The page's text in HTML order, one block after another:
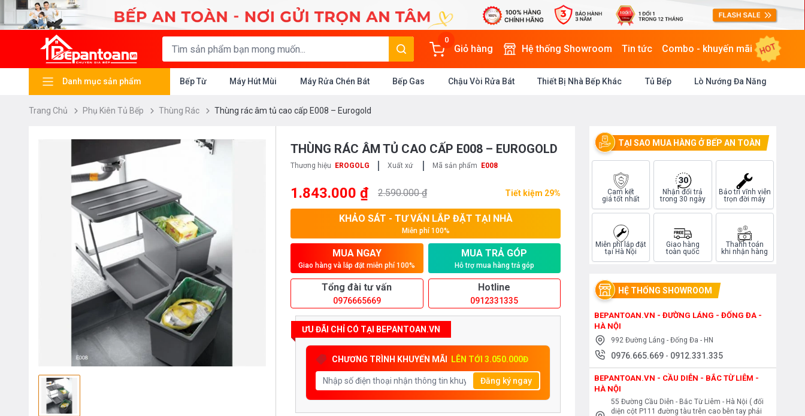
0
Giỏ hàng Hệ thống Showroom Tin tức Combo - khuyến mãi HOT
Danh mục sản phẩm Bếp Từ Máy Hút Mùi Máy Rửa Chén Bát Bếp Gas Chậu Vòi Rửa Bát Thiết Bị Nhà Bếp Khác Tủ Bếp Lò Nướng Đa Năng
Trang Chủ Phụ Kiên Tủ Bếp Thùng Rác Thùng rác âm tủ cao cấp E008 – Eurogold
THÙNG RÁC ÂM TỦ CAO CẤP E008 – EUROGOLD
Thương hiệu EROGOLG | Xuất xứ | Mã sản phẩm E008
1.843.000 ₫ 2.590.000 ₫ Tiết kiệm 29%
KHẢO SÁT - TƯ VẤN LẮP ĐẶT TẠI NHÀ
Miễn phí 100%
MUA NGAY
Giao hàng và lắp đặt miễn phí 100%
MUA TRẢ GÓP
Hỗ trợ mua hàng trả góp
Tổng đài tư vấn
0976665669
Hotline
0912331335
ƯU ĐÃI CHỈ CÓ TẠI BEPANTOAN.VN
CHƯƠNG TRÌNH KHUYẾN MÃI LÊN TỚI 3.050.000Đ
Đăng ký ngay
TẠI SAO MUA HÀNG Ở BẾP AN TOÀN
Cam kết
giá tốt nhất
Nhận đổi trả
trong 30 ngày
Bảo trì vĩnh viễn
trọn đời máy
Miễn phí lắp đặt
tại Hà Nội
Giao hàng
toàn quốc
Thanh toán
khi nhận hàng
HỆ THỐNG SHOWROOM
BEPANTOAN.VN - ĐƯỜNG LÁNG - ĐỐNG ĐA -
HÀ NỘI
992 Đường Láng - Đống Đa - HN
0976.665.669 - 0912.331.335
BEPANTOAN.VN - CẦU DIỄN - BẮC TỪ LIÊM -
HÀ NỘI
55 Đường Cầu Diễn - Bắc Từ Liêm - Hà Nội ( đối
diện cột P111 đường tàu trên cao bên tay phải